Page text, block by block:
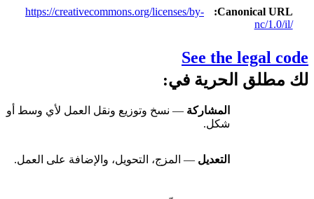
Canonical URL
https://creativecommons.org/licenses/by-
nc/1.0/il/
See the legal code
لك مطلق الحرية في:
المشاركة — نسخ وتوزيع ونقل العمل لأي وسط أو
شكل.
التعديل — المزج، التحويل، والإضافة على العمل.